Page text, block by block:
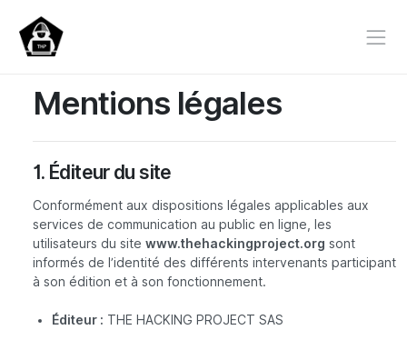
Mentions légales
1. Éditeur du site
Conformément aux dispositions légales applicables aux
services de communication au public en ligne, les
utilisateurs du site www.thehackingproject.org sont
informés de l’identité des différents intervenants participant
à son édition et à son fonctionnement.
Éditeur : THE HACKING PROJECT SAS